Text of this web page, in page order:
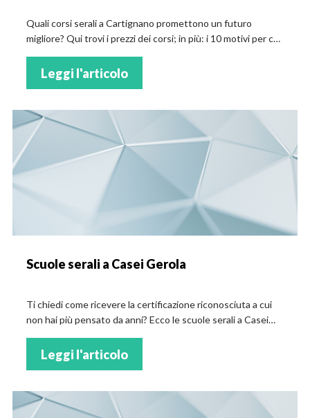
Quali corsi serali a Cartignano promettono un futuro
migliore? Qui trovi i prezzi dei corsi; in più: i 10 motivi per cui
professionalizzante!
Leggi l'articolo
Scuole serali a Casei Gerola
Ti chiedi come ricevere la certificazione riconosciuta a cui
non hai più pensato da anni? Ecco le scuole serali a Casei
Leggi l'articolo